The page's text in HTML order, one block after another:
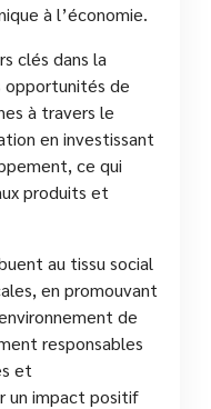
à l’économie.
clés dans la
opportunités de
à travers le
en investissant
ce qui
produits et
au tissu social
en promouvant
de
responsables
et
un impact positif